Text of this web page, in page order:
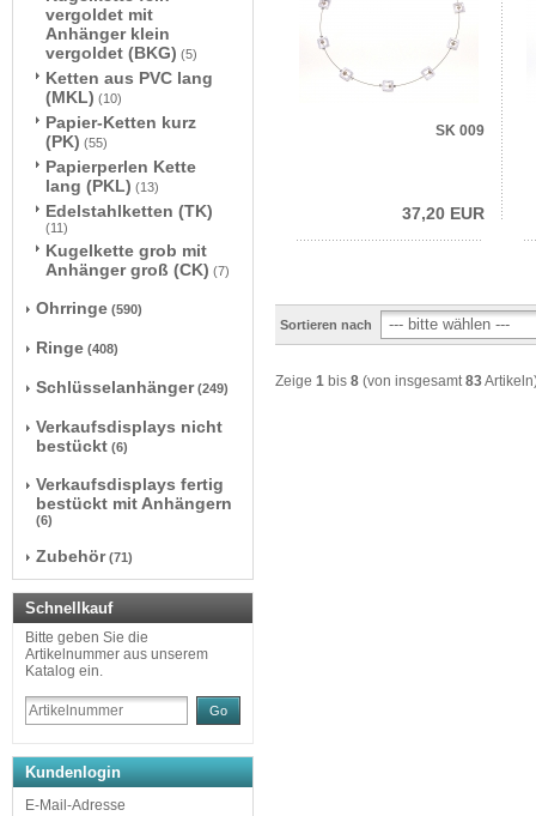
SK 009
37,20 EUR
Sortieren nach
Zeige 1 bis 8 (von insgesamt 83
vergoldet mit
Anhänger klein
vergoldet (BKG) (5)
Ketten aus PVC lang
(MKL) (10)
Papier-Ketten kurz
(PK) (55)
Papierperlen Kette
lang (PKL) (13)
Edelstahlketten (TK)
(11)
Kugelkette grob mit
Anhänger groß (CK) (7)
Ohrringe (590)
Ringe (408)
Schlüsselanhänger (249)
Verkaufsdisplays nicht
bestückt (6)
Verkaufsdisplays fertig
bestückt mit Anhängern
(6)
Zubehör (71)
Schnellkauf
Bitte geben Sie die
Artikelnummer aus unserem
Katalog ein.
Go
Kundenlogin
E-Mail-Adresse